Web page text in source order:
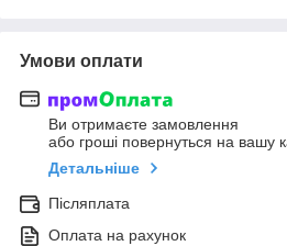
Умови оплати
Ви отримаєте замовлення
або гроші повернуться на вашу
Детальніше
Післяплата
Оплата на рахунок